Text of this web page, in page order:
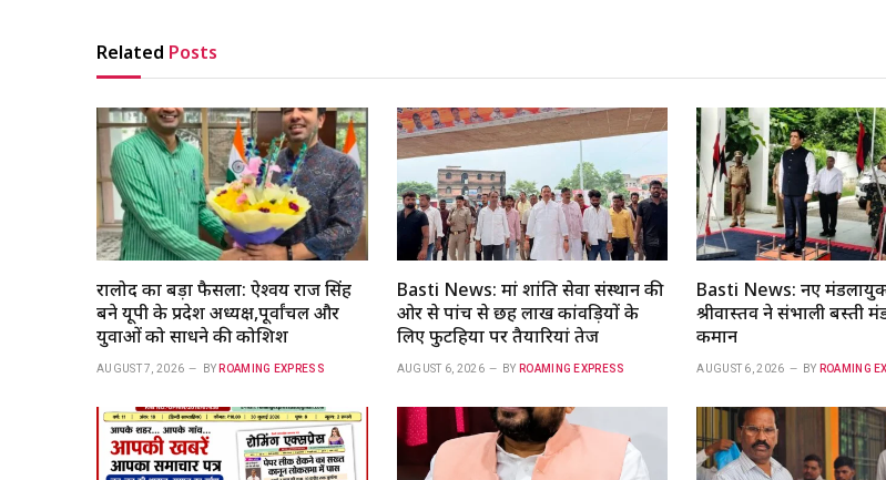
Related Posts
रालोद का बड़ा फैसला: ऐश्वर्य राज सिंह
बने यूपी के प्रदेश अध्यक्ष,पूर्वांचल और
युवाओं को साधने की कोशिश
AUGUST 7, 2026 BY ROAMING EXPRESS
Basti News: मां शांति सेवा संस्थान की
ओर से पांच से छह लाख कांवड़ियों के
लिए फुटहिया पर तैयारियां तेज
AUGUST 6, 2026 BY ROAMING EXPRESS
Basti News: नए
श्रीवास्तव ने संभाली बस्ती
कमान
AUGUST 6, 2026 BY ROAMING